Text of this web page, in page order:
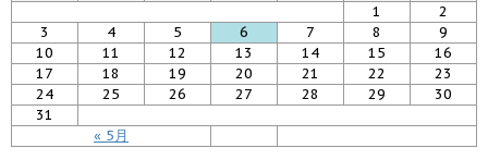
« 5月
1
2
3
4 5 6 7 8
9
10
11 12 13 14 15
16
17
18 19 20 21 22
23
24
25 26 27 28 29
30
31